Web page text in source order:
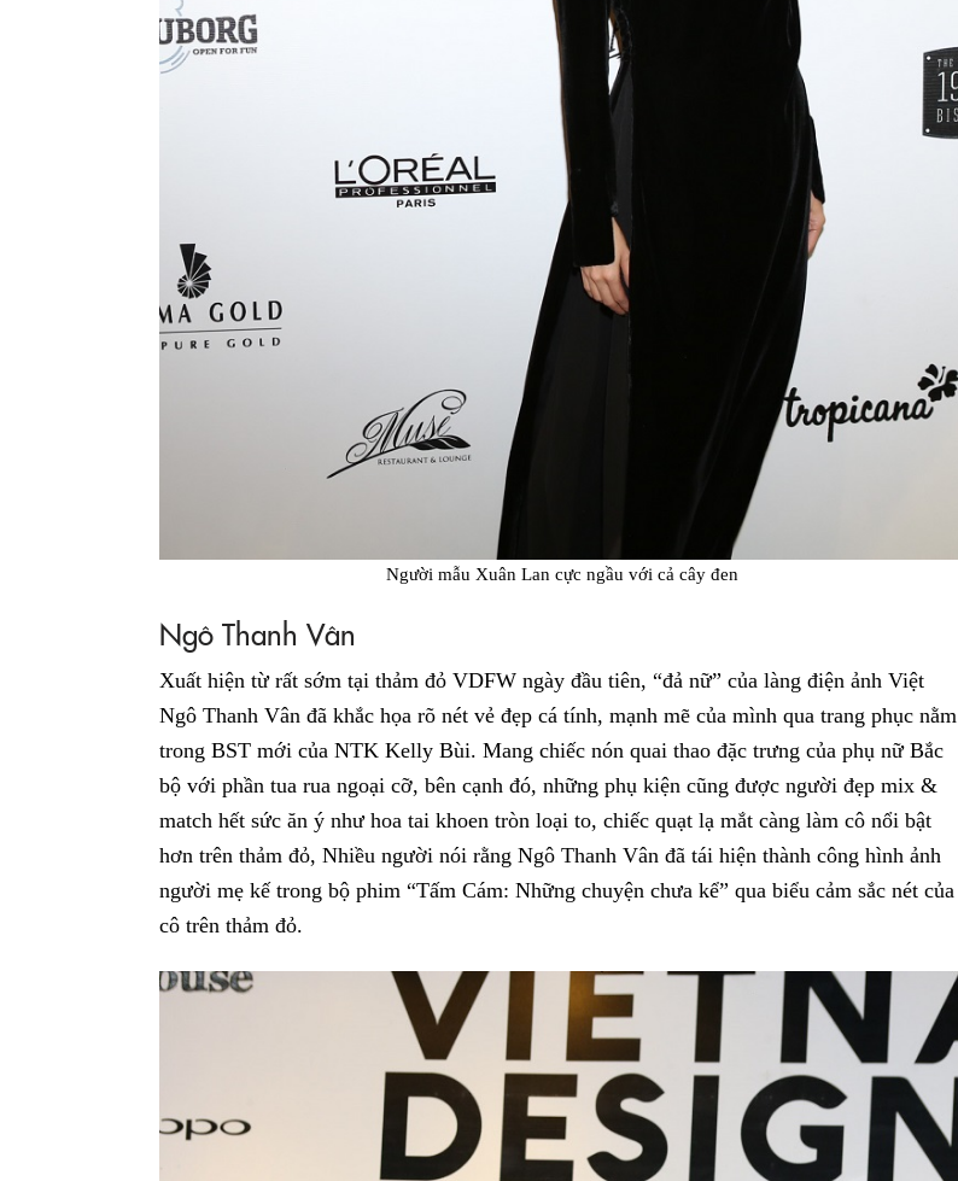
Người mẫu Xuân Lan cực ngầu với cả cây đen
Ngô Thanh Vân
Xuất hiện từ rất sớm tại thảm đỏ VDFW ngày đầu tiên, “đả nữ” của làng điện ảnh Việt
Ngô Thanh Vân đã khắc họa rõ nét vẻ đẹp cá tính, mạnh mẽ của mình qua trang phục nằm
trong BST mới của NTK Kelly Bùi. Mang chiếc nón quai thao đặc trưng của phụ nữ Bắc
bộ với phần tua rua ngoại cỡ, bên cạnh đó, những phụ kiện cũng được người đẹp mix &
match hết sức ăn ý như hoa tai khoen tròn loại to, chiếc quạt lạ mắt càng làm cô nổi bật
hơn trên thảm đỏ, Nhiều người nói rằng Ngô Thanh Vân đã tái hiện thành công hình ảnh
người mẹ kế trong bộ phim “Tấm Cám: Những chuyện chưa kể” qua biểu cảm sắc nét của
cô trên thảm đỏ.